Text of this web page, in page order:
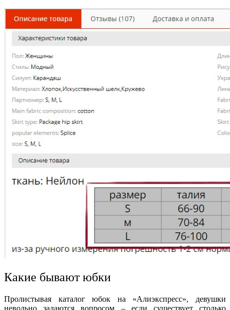
Какие бывают юбки
Пролистывая каталог юбок на «Алиэкспресс», девушки